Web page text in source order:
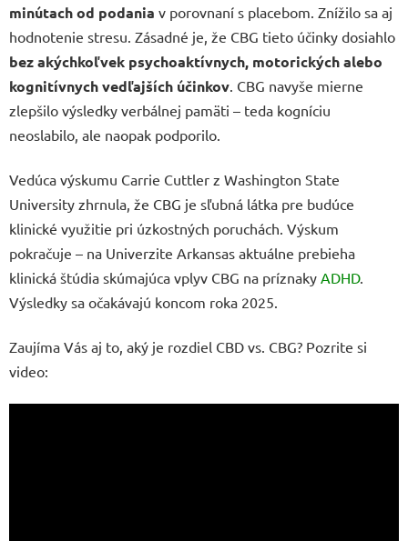
minútach od podania v porovnaní s placebom. Znížilo sa aj
hodnotenie stresu. Zásadné je, že CBG tieto účinky dosiahlo
bez akýchkoľvek psychoaktívnych, motorických alebo
kognitívnych vedľajších účinkov . CBG navyše mierne
zlepšilo výsledky verbálnej pamäti – teda kogníciu
neoslabilo, ale naopak podporilo.
Vedúca výskumu Carrie Cuttler z Washington State
University zhrnula, že CBG je sľubná látka pre budúce
klinické využitie pri úzkostných poruchách. Výskum
pokračuje – na Univerzite Arkansas aktuálne prebieha
klinická štúdia skúmajúca vplyv CBG na príznaky ADHD.
Výsledky sa očakávajú koncom roka 2025.
Zaujíma Vás aj to, aký je rozdiel CBD vs. CBG? Pozrite si
video: